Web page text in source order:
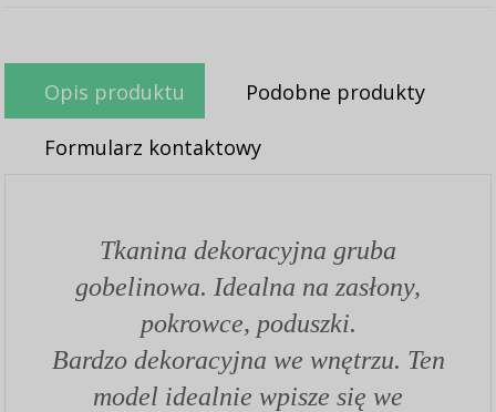
Opis produktu Podobne produkty
Formularz kontaktowy
Tkanina dekoracyjna gruba
gobelinowa. Idealna na zasłony,
pokrowce, poduszki.
Bardzo dekoracyjna we wnętrzu. Ten
model idealnie wpisze się we